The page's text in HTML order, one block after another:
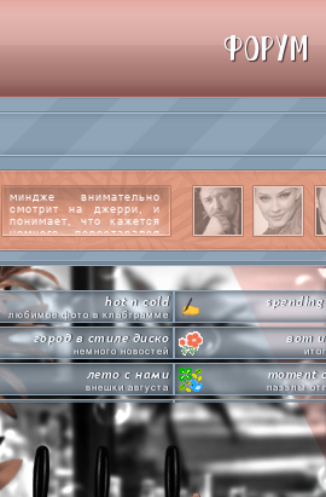
миндже внимательно
смотрит на джерри, и
понимает, что кажется
немного перестарался
далее
hot n cold
любимое фото в клабграмме
город в стиле диско
немного новостей
вот
лето с нами
внешки августа
moment
паззлы
pen-pineapple-apple-pen!
шлакоблокунь заказывали?
сделай это
everyone's a star
покупаем звезды
time goes by
private emotion hot
ФОРУМ